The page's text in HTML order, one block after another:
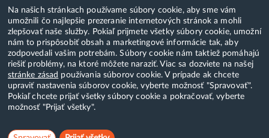
Na našich stránkach používame súbory cookie, aby sme vám
umožnili čo najlepšie prezeranie internetových stránok a mohli
zlepšovať naše služby. Pokiaľ prijmete všetky súbory cookie, umožní
nám to prispôsobiť obsah a marketingové informácie tak, aby
zodpovedali vašim potrebám. Súbory cookie nám taktiež pomáhajú
riešiť problémy, na ktoré môžete naraziť. Viac sa dozviete na našej
stránke zásad používania súborov cookie. V prípade ak chcete
upraviť nastavenia súborov cookie, vyberte možnosť "Spravovať".
Pokiaľ chcete prijať všetky súbory cookie a pokračovať, vyberte
možnosť "Prijať všetky".
WebAdmin
WebMail
Zmena hesla (E-mail, FTP, SSH)
Webhosting
Domény
Copyright & 2018-2026 HostCreators. Všetky práva vyhradené